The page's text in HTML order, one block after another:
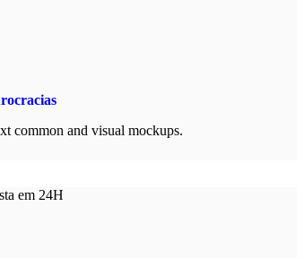
common and visual mockups.